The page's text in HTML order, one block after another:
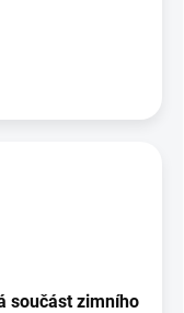
součást zimního